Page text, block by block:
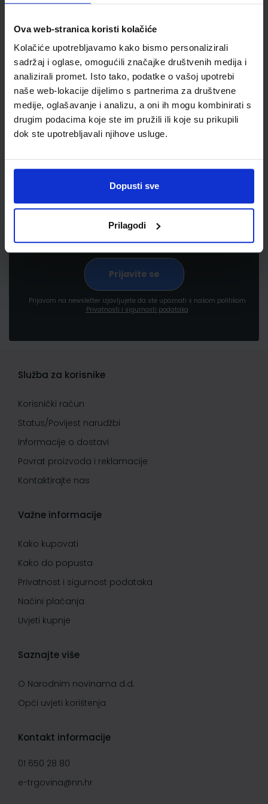
Ova web-stranica koristi kolačiće
Kolačiće upotrebljavamo kako bismo personalizirali
sadržaj i oglase, omogućili značajke društvenih medija i
analizirali promet. Isto tako, podatke o vašoj upotrebi
naše web-lokacije dijelimo s partnerima za društvene
medije, oglašavanje i analizu, a oni ih mogu kombinirati s
drugim podacima koje ste im pružili ili koje su prikupili
dok ste upotrebljavali njihove usluge.
Dopusti sve
Prilagodi
Newsletter prijava
Prijavite se kako bi primali informacije o novim
proizvodima i uslugama, akcijama i drugim
Prijavom na newsletter izjavljujete da ste upoznati s našom politikom
Privatnosti i sigurnosti podataka
Služba za korisnike
Korisnički račun
Status/Povijest narudžbi
Informacije o dostavi
Povrat proizvoda i reklamacije
Kontaktirajte nas
Važne informacije
Kako kupovati
Kako do popusta
Privatnost i sigurnost podataka
Načini plaćanja
Uvjeti kupnje
Saznajte više
O Narodnim novinama d.d.
Opći uvjeti korištenja
Kontakt informacije
01 650 28 80
e-trgovina@nn.hr